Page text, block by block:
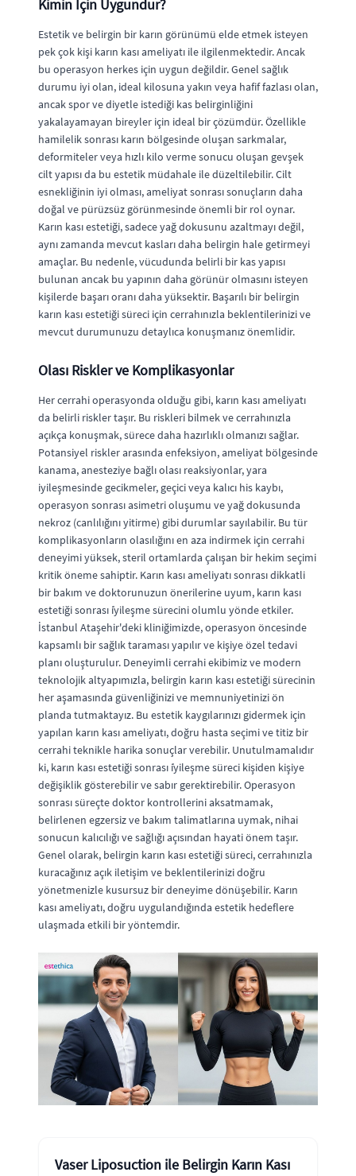
Kimin İçin Uygundur?
Estetik ve belirgin bir karın görünümü elde etmek isteyen
pek çok kişi karın kası ameliyatı ile ilgilenmektedir. Ancak
bu operasyon herkes için uygun değildir. Genel sağlık
durumu iyi olan, ideal kilosuna yakın veya hafif fazlası olan,
ancak spor ve diyetle istediği kas belirginliğini
yakalayamayan bireyler için ideal bir çözümdür. Özellikle
hamilelik sonrası karın bölgesinde oluşan sarkmalar,
deformiteler veya hızlı kilo verme sonucu oluşan gevşek
cilt yapısı da bu estetik müdahale ile düzeltilebilir. Cilt
esnekliğinin iyi olması, ameliyat sonrası sonuçların daha
doğal ve pürüzsüz görünmesinde önemli bir rol oynar.
Karın kası estetiği, sadece yağ dokusunu azaltmayı değil,
aynı zamanda mevcut kasları daha belirgin hale getirmeyi
amaçlar. Bu nedenle, vücudunda belirli bir kas yapısı
bulunan ancak bu yapının daha görünür olmasını isteyen
kişilerde başarı oranı daha yüksektir. Başarılı bir belirgin
karın kası estetiği süreci için cerrahınızla beklentilerinizi ve
mevcut durumunuzu detaylıca konuşmanız önemlidir.
Olası Riskler ve Komplikasyonlar
Her cerrahi operasyonda olduğu gibi, karın kası ameliyatı
da belirli riskler taşır. Bu riskleri bilmek ve cerrahınızla
açıkça konuşmak, sürece daha hazırlıklı olmanızı sağlar.
Potansiyel riskler arasında enfeksiyon, ameliyat bölgesinde
kanama, anesteziye bağlı olası reaksiyonlar, yara
iyileşmesinde gecikmeler, geçici veya kalıcı his kaybı,
operasyon sonrası asimetri oluşumu ve yağ dokusunda
nekroz (canlılığını yitirme) gibi durumlar sayılabilir. Bu tür
komplikasyonların olasılığını en aza indirmek için cerrahi
deneyimi yüksek, steril ortamlarda çalışan bir hekim seçimi
kritik öneme sahiptir. Karın kası ameliyatı sonrası dikkatli
bir bakım ve doktorunuzun önerilerine uyum, karın kası
estetiği sonrası i̇yileşme sürecini olumlu yönde etkiler.
İstanbul Ataşehir'deki kliniğimizde, operasyon öncesinde
kapsamlı bir sağlık taraması yapılır ve kişiye özel tedavi
planı oluşturulur. Deneyimli cerrahi ekibimiz ve modern
teknolojik altyapımızla, belirgin karın kası estetiği sürecinin
her aşamasında güvenliğinizi ve memnuniyetinizi ön
planda tutmaktayız. Bu estetik kaygılarınızı gidermek için
yapılan karın kası ameliyatı, doğru hasta seçimi ve titiz bir
cerrahi teknikle harika sonuçlar verebilir. Unutulmamalıdır
ki, karın kası estetiği sonrası i̇yileşme süreci kişiden kişiye
değişiklik gösterebilir ve sabır gerektirebilir. Operasyon
sonrası süreçte doktor kontrollerini aksatmamak,
belirlenen egzersiz ve bakım talimatlarına uymak, nihai
sonucun kalıcılığı ve sağlığı açısından hayati önem taşır.
Genel olarak, belirgin karın kası estetiği süreci, cerrahınızla
kuracağınız açık iletişim ve beklentilerinizi doğru
yönetmenizle kusursuz bir deneyime dönüşebilir. Karın
kası ameliyatı, doğru uygulandığında estetik hedeflere
ulaşmada etkili bir yöntemdir.
Vaser Liposuction ile Belirgin Karın Kası